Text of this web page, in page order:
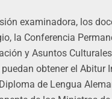
examinadora, los
la Conferencia
y Asuntos
obtener el Abitur
de Lengua